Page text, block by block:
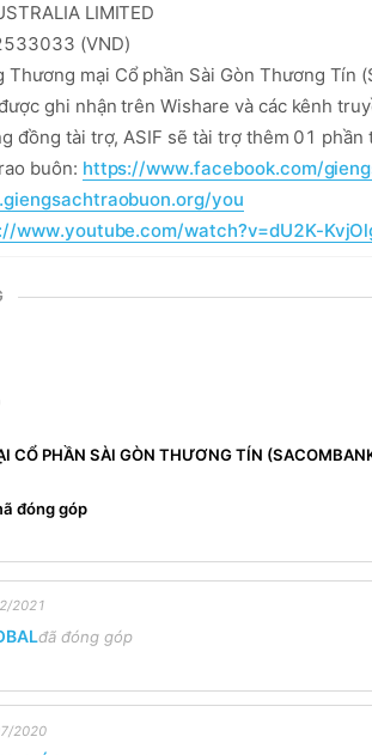
LIMITED
(VND)
Thương mại Cổ phần Sài Gòn Thương Tín
ghi nhận trên Wishare và các kênh
đồng tài trợ, ASIF sẽ tài trợ thêm 01
buôn: https://www.facebook.com/
you
www.youtube.com/watch?v=dU2K-
CỔ PHẦN SÀI GÒN THƯƠNG TÍN
đóng góp
2021
đã đóng góp
2020